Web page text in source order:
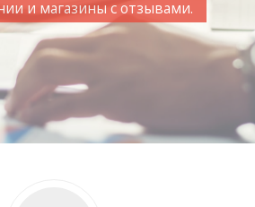
и магазины с отзывами.